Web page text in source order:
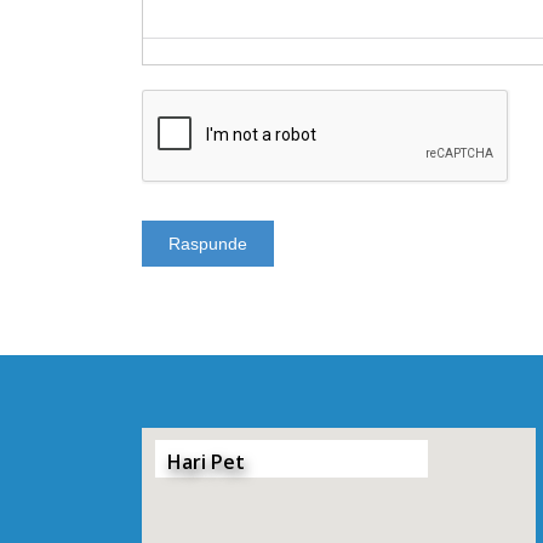
Hari Pet